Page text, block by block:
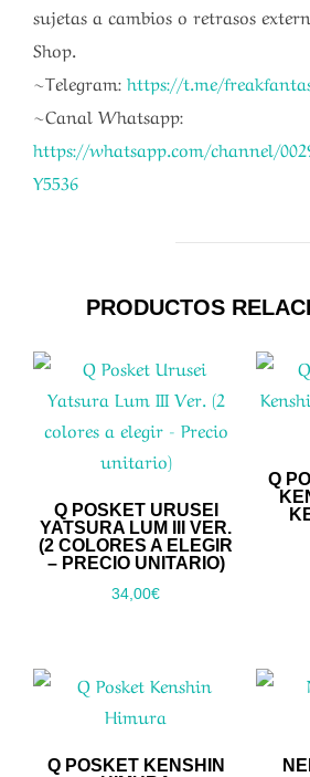
sujetas a cambios o retrasos
Shop.
~Telegram: https://t.me/
~Canal Whatsapp:
https://whatsapp.com/channel/
Y5536
PRODUCTOS
Q POSKET URUSEI
YATSURA LUM III VER.
(2 COLORES A ELEGIR
– PRECIO UNITARIO)
34,00€
Q
Q POSKET KENSHIN